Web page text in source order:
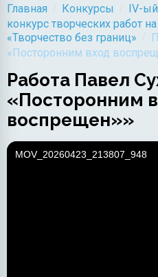
Главная Конкурсы
IV-
конкурс творческих работ
«Творчество без границ»
«Посторонним вход
Работа Павел
«Посторонним
воспрещен»»